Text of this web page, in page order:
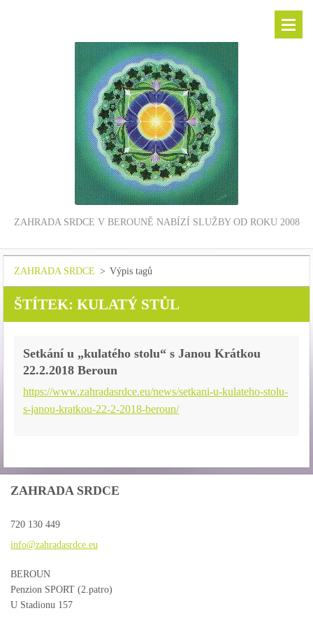
ZAHRADA SRDCE V BEROUNĚ NABÍZÍ SLUŽBY OD ROKU 2008
ZAHRADA SRDCE > Výpis tagů
ŠTÍTEK: KULATÝ STŮL
Setkání u „kulatého stolu“ s Janou Krátkou
22.2.2018 Beroun
https://www.zahradasrdce.eu/news/setkani-u-kulateho-stolu-
s-janou-kratkou-22-2-2018-beroun/
ZAHRADA SRDCE
720 130 449
info@zahradasrdce.eu
BEROUN
Penzion SPORT (2.patro)
U Stadionu 157